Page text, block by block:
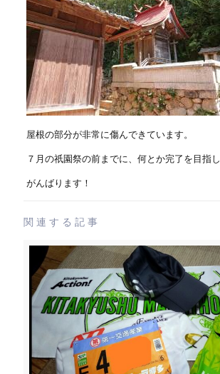
屋根の部分が非常に傷んできています。
７月の祇園祭の前までに、何とか完了を目指し
がんばります！
関連する記事